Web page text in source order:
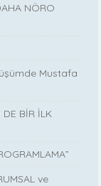
NÖRO
Mustafa
DE BİR İLK
ve